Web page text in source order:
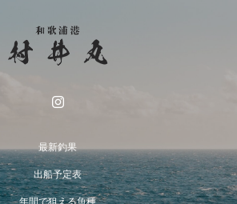
最新釣果
出船予定表
年間で狙える魚種